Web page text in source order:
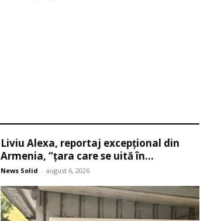
Liviu Alexa, reportaj excepțional din
Armenia, “țara care se uită în...
News Solid - august 6, 2026